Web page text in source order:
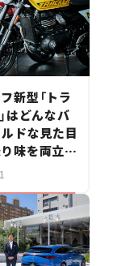
新型「トラ
はどんなバ
ドな見た目
味を両立し
ットトラッ